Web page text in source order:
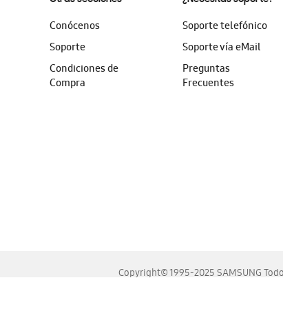
Conócenos
Soporte
Condiciones de
Compra
Soporte telefónico
Soporte vía eMail
Preguntas
Frecuentes
Copyright© 1995-2025 SAMSUNG